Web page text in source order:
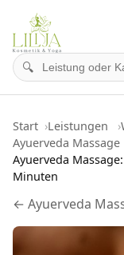
🔍
Start Leistungen
Ayuerveda Massage
Ayuerveda
Minuten
← Ayuerveda